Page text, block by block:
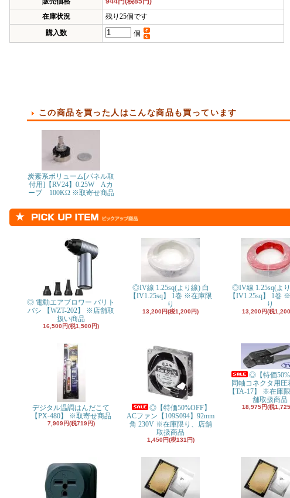
在庫状況
残り25個です
購入数
個
この商品を買った人はこんな商品も買っています
炭素系ボリューム[パネル取
付用]【RV24】0.25W Aカ
ーブ 100KΩ ※取寄せ商品
◎ 電動エアブロワー バリト
バシ 【WZT-202】 ※店舗取
扱い商品
16,500円(税1,500円)
◎IV線 1.25sq(より線) 白
【IV1.25sq】 1巻 ※在庫限
り
13,200円(税1,200円)
◎IV線 1.25sq(よ
【IV1.25sq】 1巻
り
13,200円(税
デジタル温調はんだこて
【PX-480】 ※取寄せ商品
7,909円(税719円)
◎【特価50%OFF】
ACファン【109S094】92mm
角 230V ※在庫限り、店舗
取扱商品
1,450円(税131円)
◎【特価
同軸コネクタ用圧
【TA-17】 ※在庫
舗取扱商品
18,975円(税